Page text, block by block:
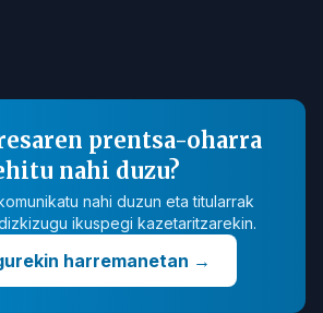
prentsa-oharra
nahi duzu?
nahi duzun eta titularrak
ikuspegi kazetaritzarekin.
harremanetan →